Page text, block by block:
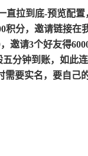
直拉到底-预览配置
积分，邀请链接在
邀请3个好友得
分钟到账，如此
需要实名，要自己